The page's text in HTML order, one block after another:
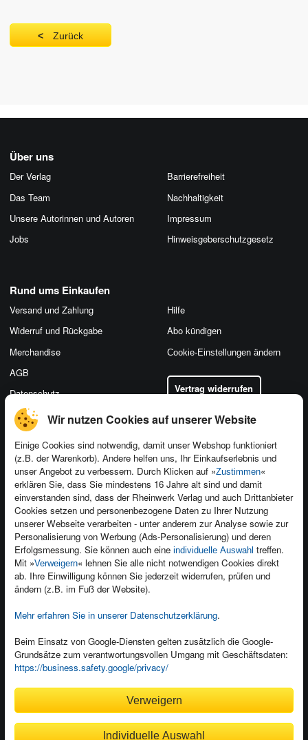
Wir nutzen Cookies auf unserer Website
Einige Cookies sind notwendig, damit unser Webshop funktioniert
(z.B. der Warenkorb). Andere helfen uns, Ihr Einkaufserlebnis und
unser Angebot zu verbessern. Durch Klicken auf »Zustimmen«
erklären Sie, dass Sie mindestens 16 Jahre alt sind und damit
einverstanden sind, dass der Rheinwerk Verlag und auch Drittanbieter
Cookies setzen und personenbezogene Daten zu Ihrer Nutzung
unserer Webseite verarbeiten - unter anderem zur Analyse sowie zur
Personalisierung von Werbung (Ads-Personalisierung) und deren
Erfolgsmessung. Sie können auch eine individuelle Auswahl treffen.
Mit »Verweigern« lehnen Sie alle nicht notwendigen Cookies direkt
ab. Ihre Einwilligung können Sie jederzeit widerrufen, prüfen und
ändern (z.B. im Fuß der Website).
Mehr erfahren Sie in unserer Datenschutzerklärung.
Beim Einsatz von Google-Diensten gelten zusätzlich die Google-
Grundsätze zum verantwortungsvollen Umgang mit Geschäftsdaten:
https://business.safety.google/privacy/
Verweigern
Individuelle Auswahl
Zurück
Über uns
Der Verlag
Das Team
Unsere Autorinnen und Autoren
Jobs
Barrierefreiheit
Nachhaltigkeit
Impressum
Hinweis­geber­schutz­gesetz
Kontakt
Newsletter
Für Unternehmen
Presseservice
Dozentenservice
Produktfeedback
Foreign Rights
Ein Buch schreiben
Rund ums Einkaufen
Versand und Zahlung
Widerruf und Rückgabe
Merchandise
AGB
Datenschutz
Hilfe
Abo kündigen
Cookie-Einstellungen ändern
Vertrag widerrufen
Kundenservice
Wir sind gerne für Sie da!
service@rheinwerk-verlag.de